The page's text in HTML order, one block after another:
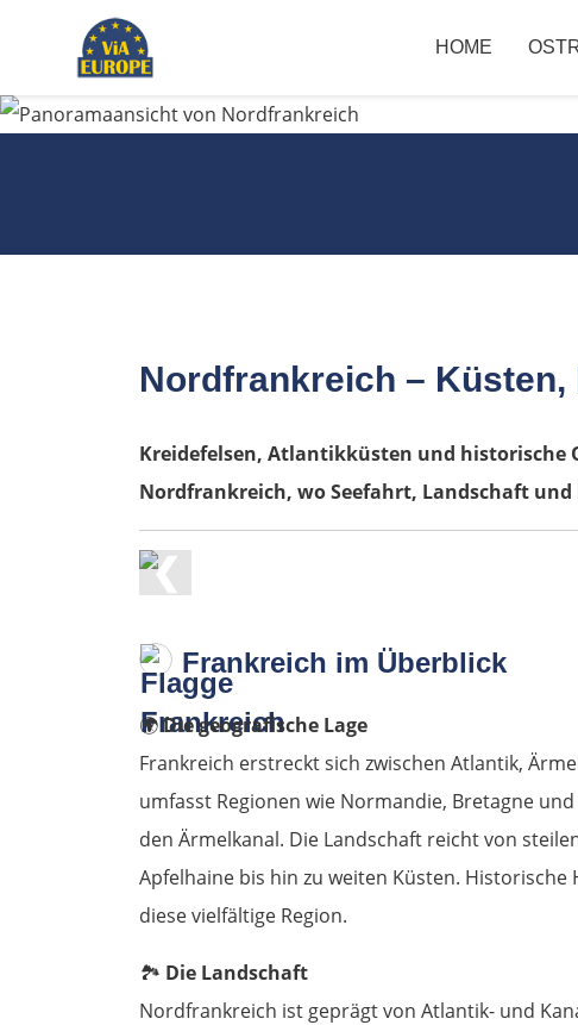
HOME
Nordfrankreich –
Kreidefelsen, Atlantikküsten und historische
Nordfrankreich, wo Seefahrt, Landschaft
❮
Frankreich im Überblick
🌍Die geografische Lage
Frankreich erstreckt sich zwischen Atlantik,
umfasst Regionen wie Normandie, Bretagne
den Ärmelkanal. Die Landschaft reicht von
Apfelhaine bis hin zu weiten Küsten.
diese vielfältige Region.
🏞️ Die Landschaft
Nordfrankreich ist geprägt von Atlantik- und